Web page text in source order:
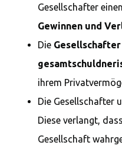
Gesellschafter
Gewinnen und
Die
ihrem
Die Gesellschafter
Diese verlangt,
Gesellschaft